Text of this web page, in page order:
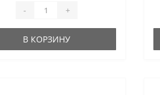
- +
В КОРЗИНУ